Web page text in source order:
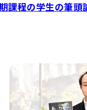
課程の学生の筆頭